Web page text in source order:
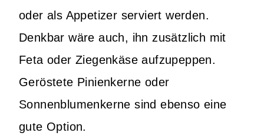
oder als Appetizer serviert werden.
Denkbar wäre auch, ihn zusätzlich mit
Feta oder Ziegenkäse aufzupeppen.
Geröstete Pinienkerne oder
Sonnenblumenkerne sind ebenso eine
gute Option.